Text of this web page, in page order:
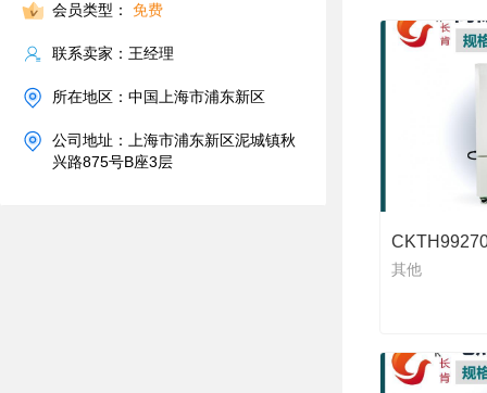
会员类型： 免费
联系卖家：王经理
所在地区：中国上海市浦东新区
公司地址：上海市浦东新区泥城镇秋
兴路875号B座3层
其他